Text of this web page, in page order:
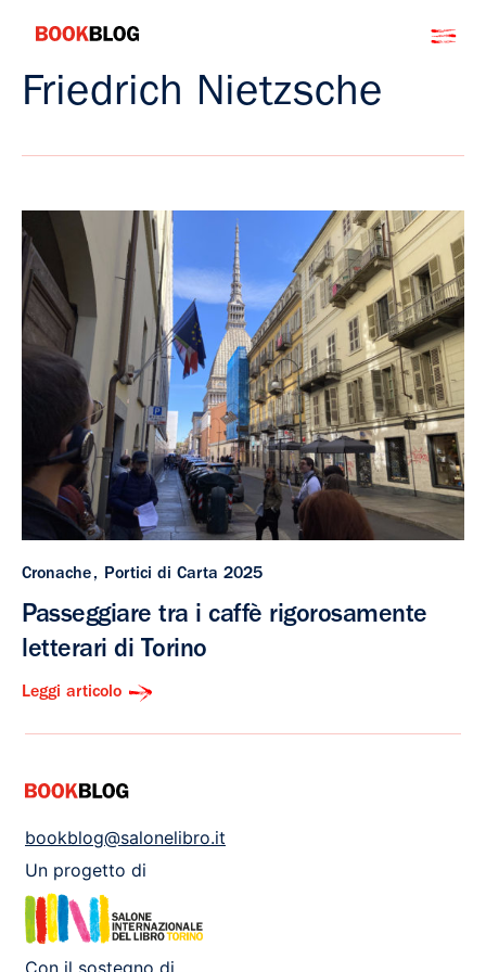
contenuto
Bookblog
Friedrich Nietzsche
Cronache Portici di Carta 2025
Passeggiare tra i caffè rigorosamente
letterari di Torino
Leggi articolo
bookblog@salonelibro.it
Un progetto di